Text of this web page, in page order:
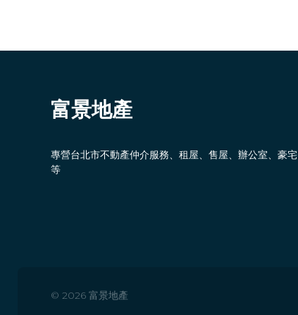
富景地產
專營台北市不動產仲介服務、租屋、售屋、辦公室、豪宅
等
© 2026 富景地產